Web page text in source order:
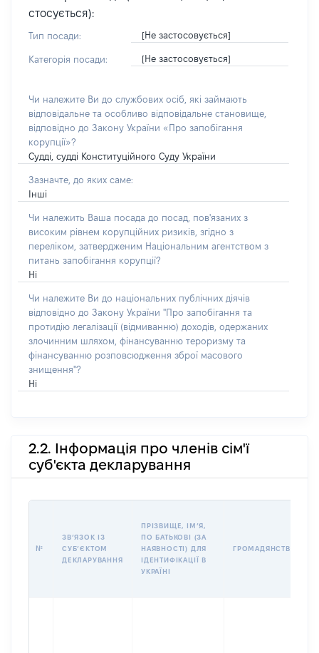
стосується):
Тип посади: [Не застосовується]
Категорія посади: [Не застосовується]
Чи належите Ви до службових осіб, які займають
відповідальне та особливо відповідальне становище,
відповідно до Закону України «Про запобігання
корупції»?
Судді, судді Конституційного Суду України
Зазначте, до яких саме:
Інші
Чи належить Ваша посада до посад, пов'язаних з
високим рівнем корупційних ризиків, згідно з
переліком, затвердженим Національним агентством з
питань запобігання корупції?
Ні
Чи належите Ви до національних публічних діячів
відповідно до Закону України "Про запобігання та
протидію легалізації (відмиванню) доходів, одержаних
злочинним шляхом, фінансуванню тероризму та
фінансуванню розповсюдження зброї масового
знищення"?
Ні
2.2. Інформація про членів сім'ї
суб'єкта декларування
№
ЗВʼЯЗОК ІЗ
СУБʼЄКТОМ
ДЕКЛАРУВАННЯ
ПРІЗВИЩЕ, ІМʼЯ,
ПО БАТЬКОВІ (ЗА
НАЯВНОСТІ) ДЛЯ
ІДЕНТИФІКАЦІЇ В
УКРАЇНІ
ГРОМАДЯНСТВО